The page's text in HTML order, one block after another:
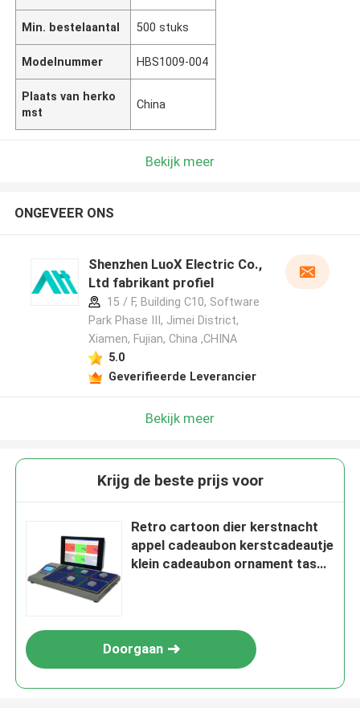
Min. bestelaantal 500 stuks
Modelnummer HBS1009-004
Plaats van herko
mst
China
Bekijk meer
ONGEVEER ONS
Shenzhen LuoX Electric Co.,
Ltd fabrikant profiel
15 / F, Building C10, Software
Park Phase III, Jimei District,
Xiamen, Fujian, China ,CHINA
5.0
Geverifieerde Leverancier
Bekijk meer
Krijg de beste prijs voor
Retro cartoon dier kerstnacht
appel cadeaubon kerstcadeautje
klein cadeaubon ornament tas
Doorgaan